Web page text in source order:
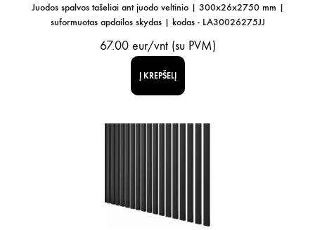
Juodos spalvos tašeliai ant juodo veltinio | 300x26x2750 mm |
suformuotas apdailos skydas | kodas - LA30026275JJ
67.00 eur/vnt (su PVM)
Į KREPŠELĮ